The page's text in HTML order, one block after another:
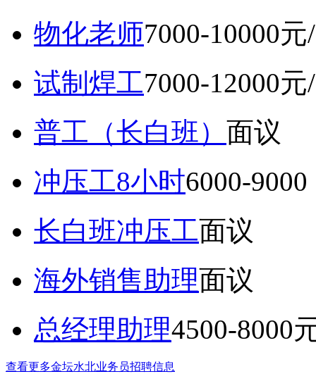
物化老师7000-10000元
试制焊工7000-12000元
普工（长白班） 面议
冲压工8小时6000-
长白班冲压工面议
海外销售助理面议
总经理助理4500-8000
查看更多金坛水北业务员招聘信息